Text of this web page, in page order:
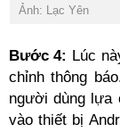
Ảnh: Lạc Yên
Bước 4: Lúc
chỉnh thông
người dùng lựa
vào thiết bị